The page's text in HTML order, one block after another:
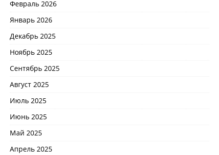
Февраль 2026
Январь 2026
Декабрь 2025
Ноябрь 2025
Сентябрь 2025
Август 2025
Июль 2025
Июнь 2025
Май 2025
Апрель 2025